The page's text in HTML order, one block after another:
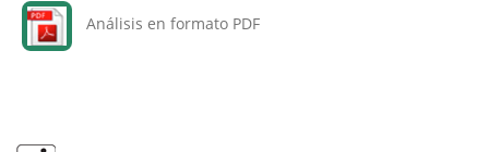
Análisis en formato PDF